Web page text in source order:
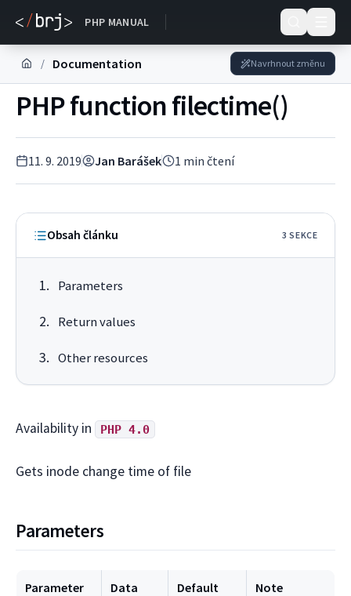
PHP MANUAL
DOKUMENTACE
/ Documentation Navrhnout změnu
PHP function filectime()
11. 9. 2019 Jan Barášek 1 min čtení
Obsah článku 3 SEKCE
Parameters
Return values
Other resources
Availability in PHP 4.0
Gets inode change time of file
Parameters
Parameter
Data
Default
Note